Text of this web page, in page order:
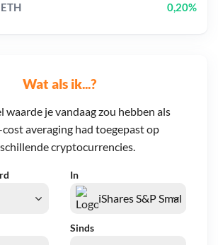
Wat als ik...?
waarde je vandaag zou hebben als
averaging had toegepast op
cryptocurrencies.
In
Sinds
ETH 0,20%